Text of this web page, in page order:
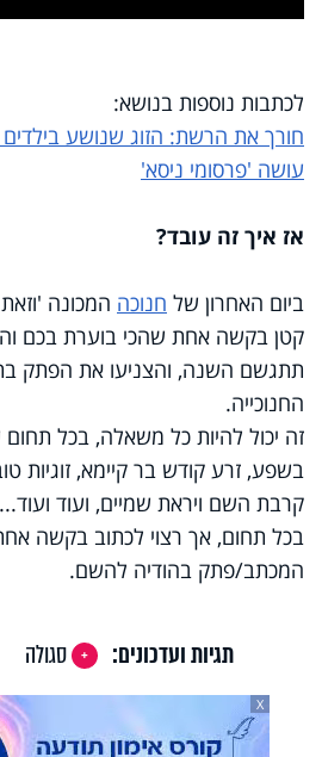
Video
לכתבות נוספות בנושא:
חורך את הרשת: הזוג שנושע בילדים
עושה 'פרסומי ניסא'
אז איך זה עובד?
ביום האחרון של חנוכה המכונה
קטן בקשה אחת שהכי בוערת בכם
תתגשם השנה, והצניעו את הפתק
החנוכייה.
זה יכול להיות כל משאלה, בכל תחום
בשפע, זרע קודש בר קיימא, זוגיות
קרבת השם ויראת שמיים, ועוד
בכל תחום, אך רצוי לכתוב בקשה
המכתב/פתק בהודיה להשם.
תגיות ועדכונים: סגולה
X